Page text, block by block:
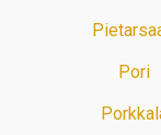
Pori